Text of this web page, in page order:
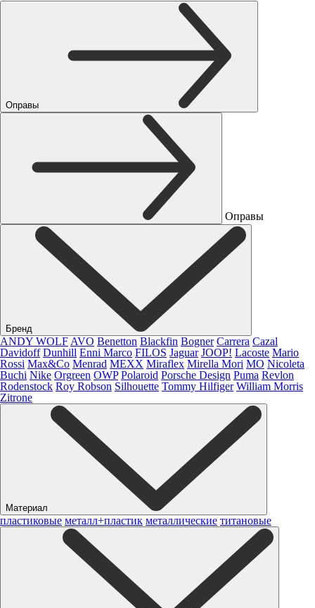
Оправы
Оправы
Бренд
ANDY WOLF AVO Benetton Blackfin Bogner Carrera Cazal
Davidoff Dunhill Enni Marco FILOS Jaguar JOOP! Lacoste Mario
Rossi Max&Co Menrad MEXX Miraflex Mirella Mori MO Nicoleta
Buchi Nike Orgreen OWP Polaroid Porsche Design Puma Revlon
Rodenstock Roy Robson Silhouette Tommy Hilfiger William Morris
Zitrone
Материал
пластиковые металл+пластик металлические титановые